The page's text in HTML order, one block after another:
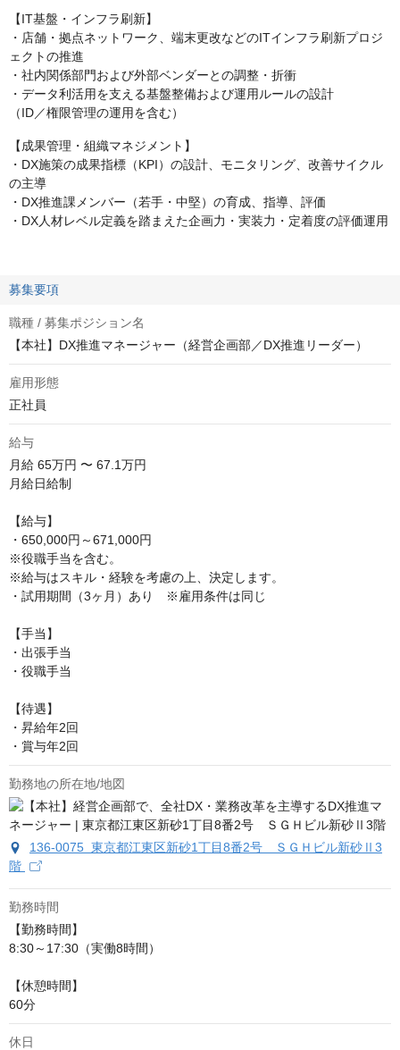
【IT基盤・インフラ刷新】
・店舗・拠点ネットワーク、端末更改などのITインフラ刷新プロジ
ェクトの推進
・社内関係部門および外部ベンダーとの調整・折衝
・データ利活用を支える基盤整備および運用ルールの設計
（ID／権限管理の運用を含む）
【成果管理・組織マネジメント】
・DX施策の成果指標（KPI）の設計、モニタリング、改善サイクル
の主導
・DX推進課メンバー（若手・中堅）の育成、指導、評価
・DX人材レベル定義を踏まえた企画力・実装力・定着度の評価運用
募集要項
職種 / 募集ポジション名
【本社】DX推進マネージャー（経営企画部／DX推進リーダー）
雇用形態
正社員
給与
月給 65万円 〜 67.1万円
月給日給制
【給与】
・650,000円～671,000円
※役職手当を含む。
※給与はスキル・経験を考慮の上、決定します。
・試用期間（3ヶ月）あり　※雇用条件は同じ
【手当】
・出張手当
・役職手当
【待遇】
・昇給年2回
・賞与年2回
勤務地の所在地/地図
136-0075 東京都江東区新砂1丁目8番2号 ＳＧＨビル新砂Ⅱ3
階
勤務時間
【勤務時間】
8:30～17:30（実働8時間）
【休憩時間】
60分
休日